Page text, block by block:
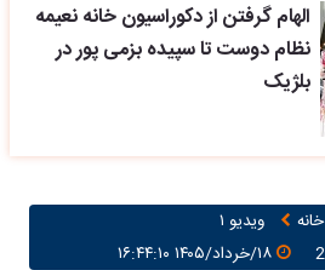
الهام گرفتن از دکوراسیون خانه نعیمه
نظام دوست تا سپیده بزمی پور در
بلژیک
خانه
ویدیو ۱